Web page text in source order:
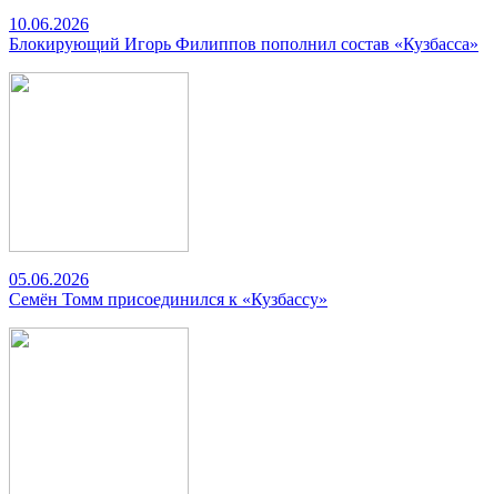
10.06.2026
Блокирующий Игорь Филиппов пополнил состав «Кузбасса»
05.06.2026
Семён Томм присоединился к «Кузбассу»